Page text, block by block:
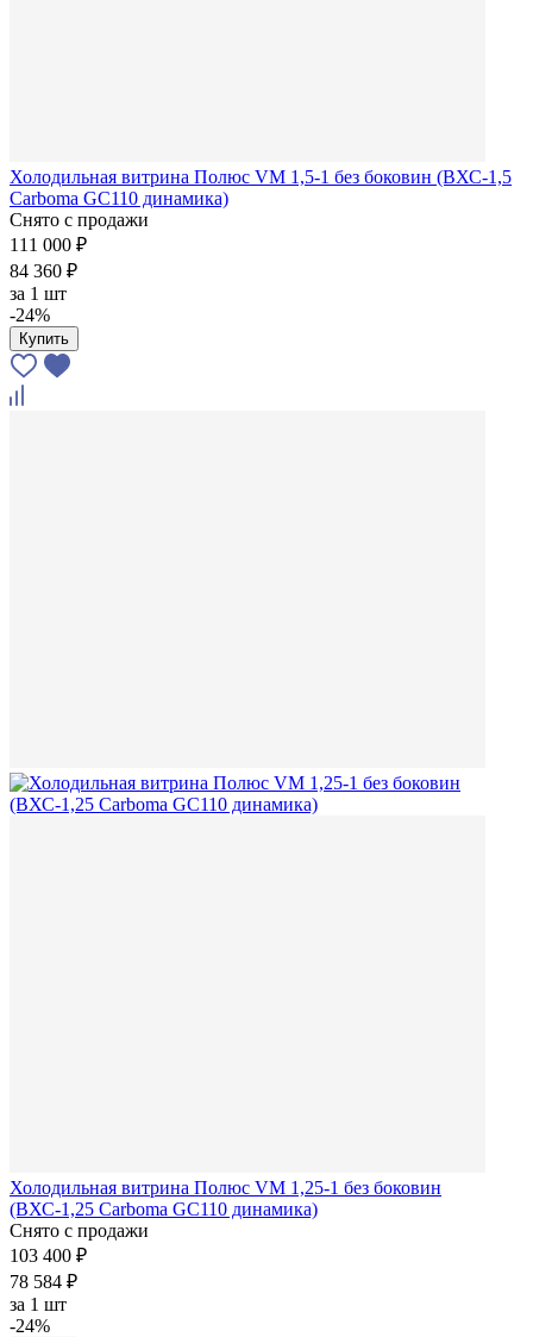
Холодильная витрина Полюс VM 1,5-1 без боковин (ВХС-1,5
Carboma GC110 динамика)
Снято с продажи
111 000 ₽
84 360 ₽
за 1 шт
-24%
Купить
Холодильная витрина Полюс VM 1,25-1 без боковин
(ВХС-1,25 Carboma GC110 динамика)
Снято с продажи
103 400 ₽
78 584 ₽
за 1 шт
-24%